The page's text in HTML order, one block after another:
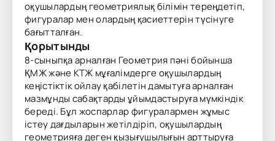
оқушылардың геометриялық білімін тереңдетіп,
фигуралар мен олардың қасиеттерін түсінуге
бағытталған.
Қорытынды
8-сыныпқа арналған Геометрия пәні бойынша
ҚМЖ және КТЖ мұғалімдерге оқушылардың
кеңістіктік ойлау қабілетін дамытуға арналған
мазмұнды сабақтарды ұйымдастыруға мүмкіндік
береді. Бұл жоспарлар фигуралармен жұмыс
істеу дағдыларын жетілдіріп, оқушылардың
геометрияға деген қызығушылығын арттыруға